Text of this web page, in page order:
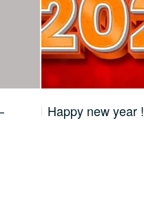
Happy new year !